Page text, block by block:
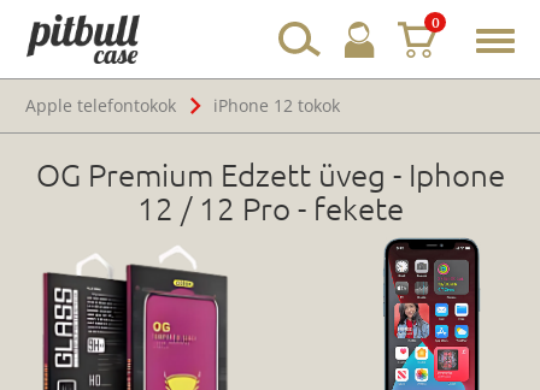
0
Apple telefontokok
iPhone 12 tokok
OG Premium Edzett üveg - Iphone
12 / 12 Pro - fekete